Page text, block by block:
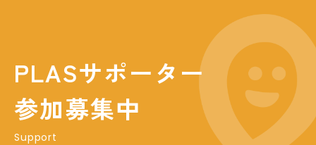
PLASサポーター
参加募集中
Support